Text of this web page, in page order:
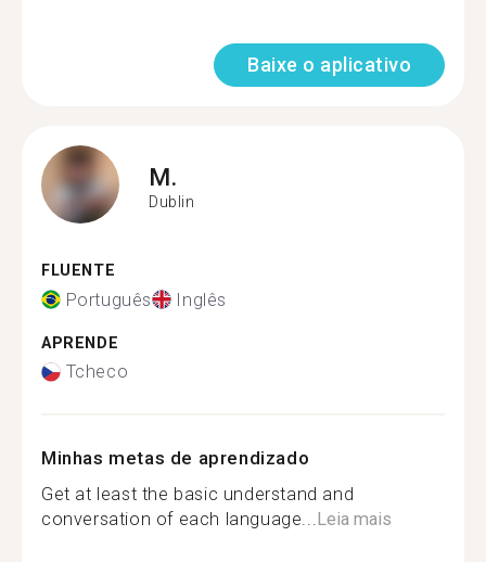
Baixe o aplicativo
M.
Dublin
FLUENTE
Português Inglês
APRENDE
Tcheco
Minhas metas de aprendizado
Get at least the basic understand and
conversation of each language...Leia mais